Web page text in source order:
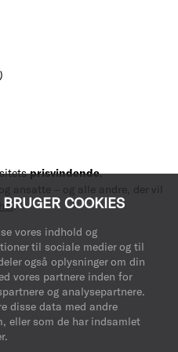
COOKIES
vores indhold og
til sociale medier og til
også oplysninger om din
vores partnere inden for
og analysepartnere.
disse data med andre
eller som de har indsamlet
prisvindende,
ansatte – og alle andre, der vil
.